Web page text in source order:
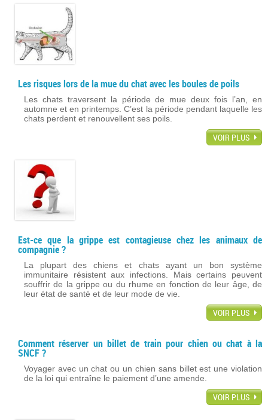
Les risques lors de la mue du chat avec les boules de poils
Les chats traversent la période de mue deux fois l’an, en
automne et en printemps. C’est la période pendant laquelle les
chats perdent et renouvellent ses poils.
VOIR PLUS
Est-ce que la grippe est contagieuse chez les animaux de
compagnie ?
La plupart des chiens et chats ayant un bon système
immunitaire résistent aux infections. Mais certains peuvent
souffrir de la grippe ou du rhume en fonction de leur âge, de
leur état de santé et de leur mode de vie.
VOIR PLUS
Comment réserver un billet de train pour chien ou chat à la
SNCF ?
Voyager avec un chat ou un chien sans billet est une violation
de la loi qui entraîne le paiement d’une amende.
VOIR PLUS